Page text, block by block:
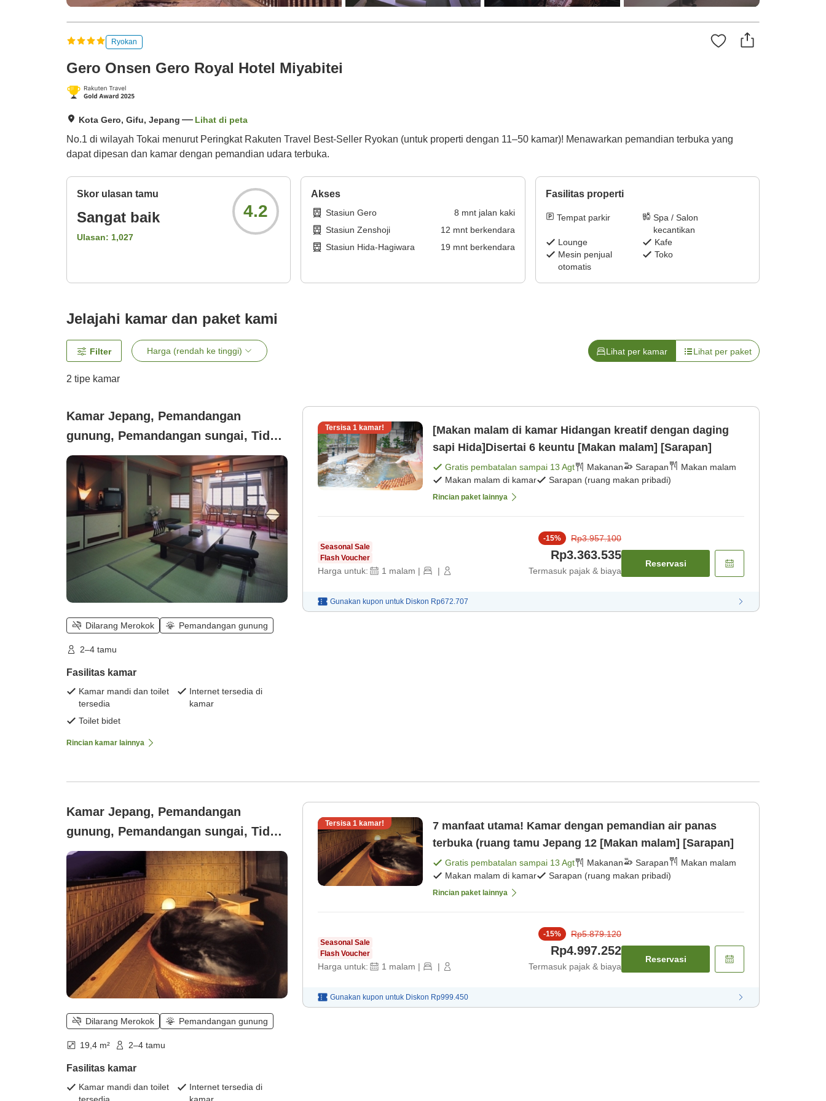
Ryokan
Gero Onsen Gero Royal Hotel Miyabitei
Kota Gero, Gifu, Jepang Lihat di peta
No.1 di wilayah Tokai menurut Peringkat Rakuten Travel Best-Seller Ryokan (untuk properti dengan 11–50 kamar)! Menawarkan pemandian terbuka yang
dapat dipesan dan kamar dengan pemandian udara terbuka.
Skor ulasan tamu
Sangat baik
Ulasan: 1,027
4.2
Akses
Stasiun Gero 8 mnt jalan kaki
Stasiun Zenshoji
12 mnt berkendara
Stasiun Hida-Hagiwara
19 mnt berkendara
Fasilitas properti
Tempat parkir
Spa / Salon
kecantikan
Lounge
Kafe
Mesin penjual
otomatis
Toko
Jelajahi kamar dan paket kami
Filter Harga (rendah ke tinggi) Lihat per kamar Lihat per paket
2 tipe kamar
Kamar Jepang, Pemandangan
gunung, Pemandangan sungai, Tidak
merokok (●Kamar standar (ruang
tatami 12 tatami atau ruang gaya
Jepang dan Barat)【Wi-Fi tersedia】
【bebas asap rokok】)
Dilarang Merokok Pemandangan gunung
2–4 tamu
Fasilitas kamar
Kamar mandi dan toilet
tersedia
Internet tersedia di
kamar
Toilet bidet
Rincian kamar lainnya
Tersisa 1 kamar!
[Makan malam di kamar Hidangan kreatif dengan daging
sapi Hida]Disertai 6 keuntu [Makan malam] [Sarapan]
Gratis pembatalan sampai 13 Agt Makanan Sarapan
Makan malam
Makan malam di kamar
Sarapan (ruang makan pribadi)
Rincian paket lainnya
Seasonal Sale
Flash Voucher
Harga untuk: 1 malam | |
-15% Rp3.957.100
Rp3.363.535
Termasuk pajak & biaya
Reservasi
Gunakan kupon untuk Diskon Rp672.707
Kamar Jepang, Pemandangan
gunung, Pemandangan sungai, Tidak
merokok (●Kamar tamu dengan
pemandian udara terbuka berair
panas (kamar bergaya Jepang 12
tatami), dilengkapi Wi-Fi, bebas asap
rokok)
Dilarang Merokok Pemandangan gunung
19,4 m² 2–4 tamu
Fasilitas kamar
Kamar mandi dan toilet
Internet tersedia di
Tersisa 1 kamar!
7 manfaat utama! Kamar dengan pemandian air panas
terbuka (ruang tamu Jepang 12 [Makan malam] [Sarapan]
Gratis pembatalan sampai 13 Agt Makanan Sarapan
Makan malam
Makan malam di kamar
Sarapan (ruang makan pribadi)
Rincian paket lainnya
Seasonal Sale
Flash Voucher
Harga untuk: 1 malam | |
-15% Rp5.879.120
Rp4.997.252
Termasuk pajak & biaya
Reservasi
Gunakan kupon untuk Diskon Rp999.450